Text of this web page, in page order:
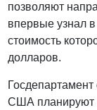
позволяют
впервые узнал
стоимость
долларов.
Госдепартамент
США планируют